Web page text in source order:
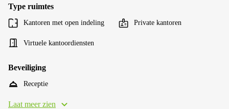
Type ruimtes
Kantoren met open indeling Private kantoren
Virtuele kantoordiensten
Beveiliging
Receptie
Laat meer zien